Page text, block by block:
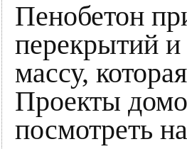
Пенобетон
перекрытий и
массу,
Проекты
посмотреть